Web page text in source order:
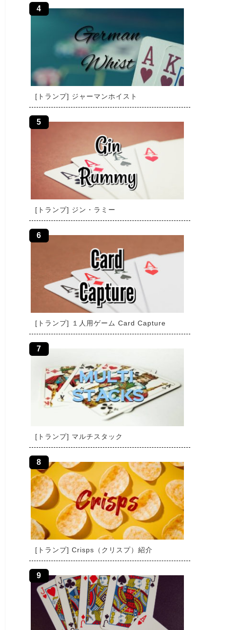
[トランプ] ジャーマンホイスト
[トランプ] ジン・ラミー
[トランプ] １人用ゲーム Card Capture
[トランプ] マルチスタック
[トランプ] Crisps（クリスプ）紹介